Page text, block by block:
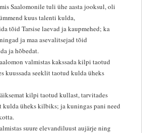
Saalomonile tuli ühe aasta jooksul, oli
kuus talenti kulda,
tõid Tarsise laevad ja kaupmehed; ka
ja maa asevalitsejad tõid
ja hõbedat.
valmistas kakssada kilpi taotud
kuussada seeklit taotud kulda üheks
kilpi taotud kullast, tarvitades
kulda üheks kilbiks; ja kuningas pani need
suure elevandiluust aujärje ning